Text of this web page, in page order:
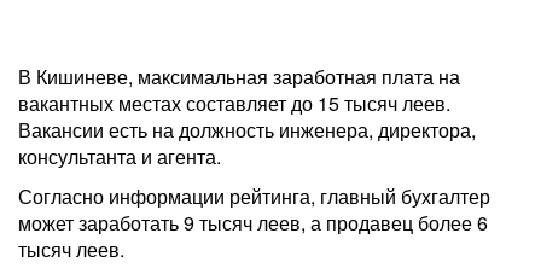
В Кишиневе, максимальная заработная плата на
вакантных местах составляет до 15 тысяч леев.
Вакансии есть на должность инженера, директора,
консультанта и агента.
Согласно информации рейтинга, главный бухгалтер
может заработать 9 тысяч леев, а продавец более 6
тысяч леев.